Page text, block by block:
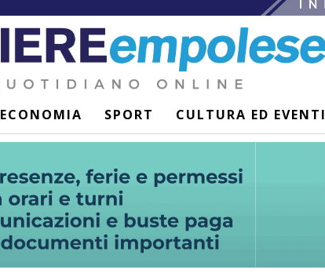
ECONOMIA SPORT CULTURA ED EVENTI